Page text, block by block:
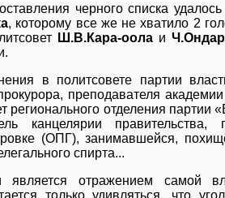
черного списка
, которому все же не хватило 2
Ш.В.Кара-оола и
в политсовете партии
прокурора, преподавателя
регионального отделения
канцелярии
(ОПГ), занимавшейся,
спирта...
является отражением самой
только удивляться, что